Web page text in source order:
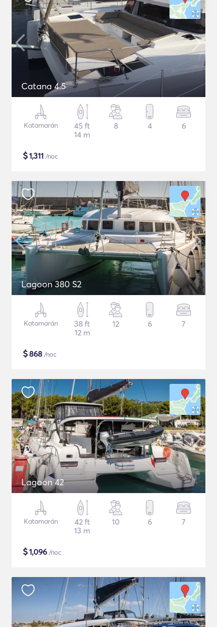
Catana 4.5
Katamarán
45 ft
14 m
8 4 6
$1,311 /noc
Lagoon 380 S2
Katamarán
38 ft
12 m
12 6 7
$868 /noc
Lagoon 42
Katamarán
42 ft
13 m
10 6 7
$1,096 /noc